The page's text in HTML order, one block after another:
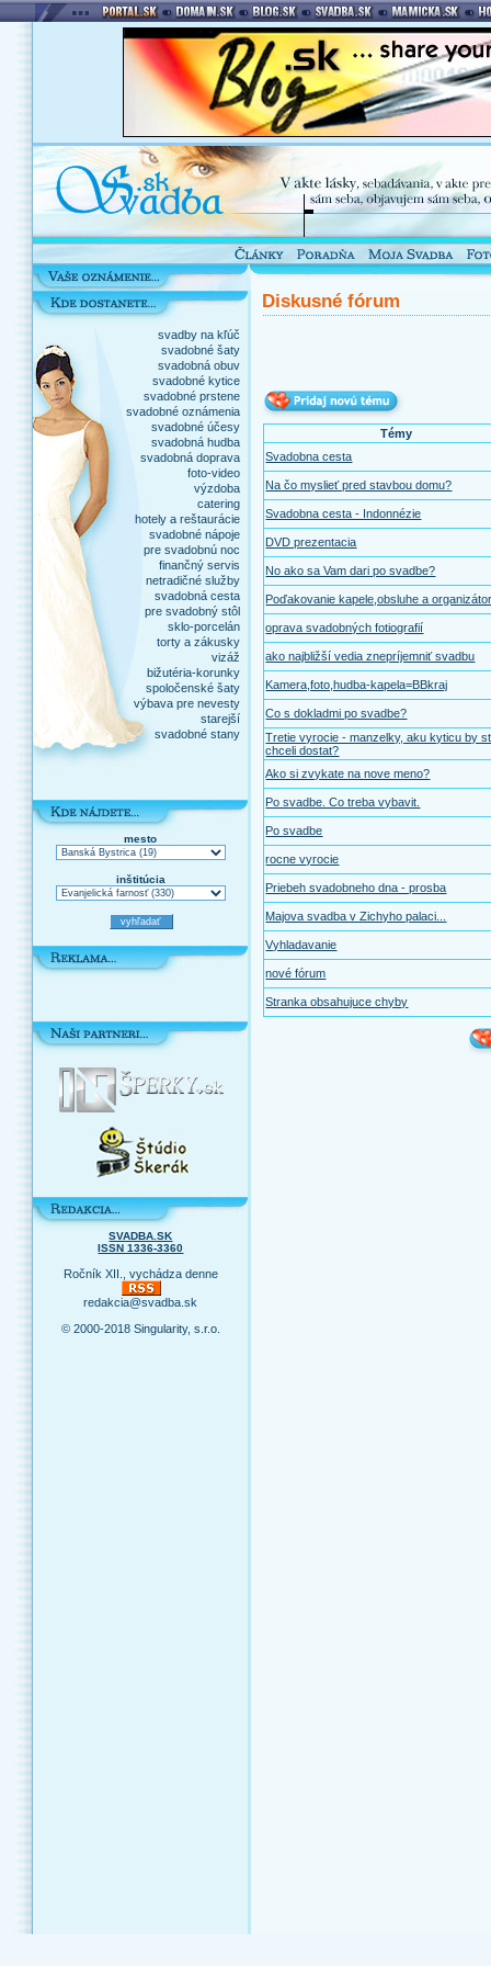
svadby na kľúč
svadobné šaty
svadobná obuv
svadobné kytice
svadobné prstene
svadobné oznámenia
svadobné účesy
svadobná hudba
svadobná doprava
foto-video
výzdoba
catering
hotely a reštaurácie
svadobné nápoje
pre svadobnú noc
finančný servis
netradičné služby
svadobná cesta
pre svadobný stôl
sklo-porcelán
torty a zákusky
vizáž
bižutéria-korunky
spoločenské šaty
výbava pre nevesty
starejší
svadobné stany
mesto
inštitúcia
SVADBA.SK
ISSN 1336-3360
Ročník XII., vychádza denne
redakcia@svadba.sk
© 2000-2018 Singularity, s.r.o.
Diskusné fórum
Témy
Svadobna cesta
Na čo myslieť pred stavbou domu?
Svadobna cesta - Indonnézie
DVD prezentacia
No ako sa Vam dari po svadbe?
Poďakovanie kapele,obsluhe a
oprava svadobných fotiografií
ako najbližší vedia znepríjemniť svadbu
Kamera,foto,hudba-kapela=BBkraj
Co s dokladmi po svadbe?
Tretie vyrocie - manzelky, aku kyticu by
chceli dostat?
Ako si zvykate na nove meno?
Po svadbe. Co treba vybavit.
Po svadbe
rocne vyrocie
Priebeh svadobneho dna - prosba
Majova svadba v Zichyho palaci...
Vyhladavanie
nové fórum
Stranka obsahujuce chyby